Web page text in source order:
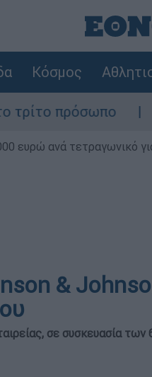
Κόσμος
Η
ευρώ ανά τετραγωνικό
&
σε συσκευασία των